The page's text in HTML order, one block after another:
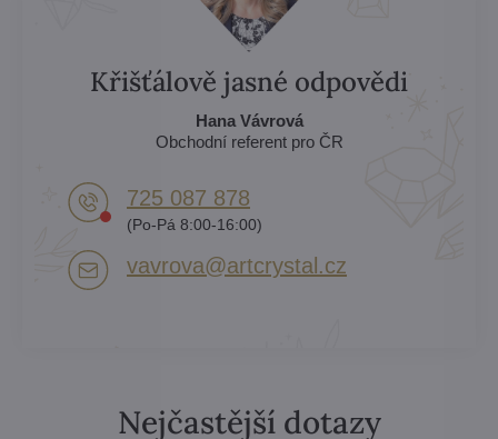
Křišťálově jasné odpovědi
Hana Vávrová
Obchodní referent pro ČR
725 087 878​
(Po-Pá 8:00-16:00)
vavrova​@artcrystal​.cz
Nejčastější dotazy